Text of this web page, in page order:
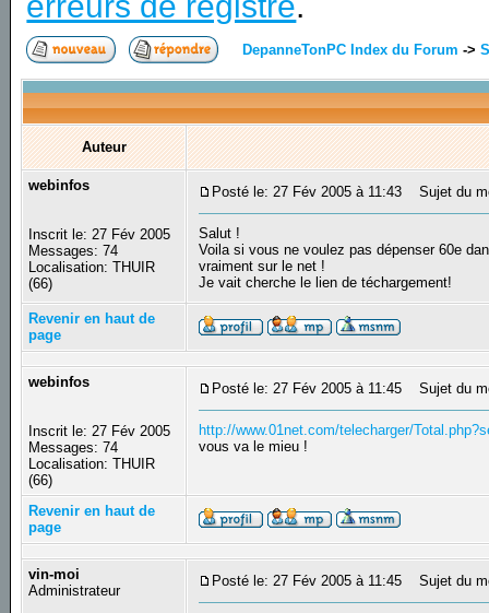
DepanneTonPC Index du Forum ->
Auteur
webinfos
Inscrit le: 27 Fév 2005
Messages: 74
Localisation: THUIR
(66)
Posté le: 27 Fév 2005 à 11:43 Sujet du
Salut !
Voila si vous ne voulez pas dépenser 60e
vraiment sur le net !
Je vait cherche le lien de téchargement!
Revenir en haut de
page
webinfos
Inscrit le: 27 Fév 2005
Messages: 74
Localisation: THUIR
(66)
Posté le: 27 Fév 2005 à 11:45 Sujet du
http://www.01net.com/telecharger/
vous va le mieu !
Revenir en haut de
page
vin-moi
Administrateur
Posté le: 27 Fév 2005 à 11:45 Sujet du